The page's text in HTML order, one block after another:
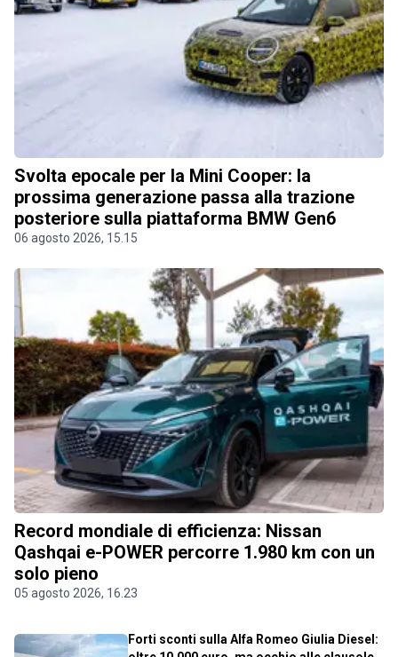
Svolta epocale per la Mini Cooper: la
prossima generazione passa alla trazione
posteriore sulla piattaforma BMW Gen6
06 agosto 2026, 15.15
Record mondiale di efficienza: Nissan
Qashqai e-POWER percorre 1.980 km con un
solo pieno
05 agosto 2026, 16.23
Forti sconti sulla Alfa Romeo Giulia Diesel: